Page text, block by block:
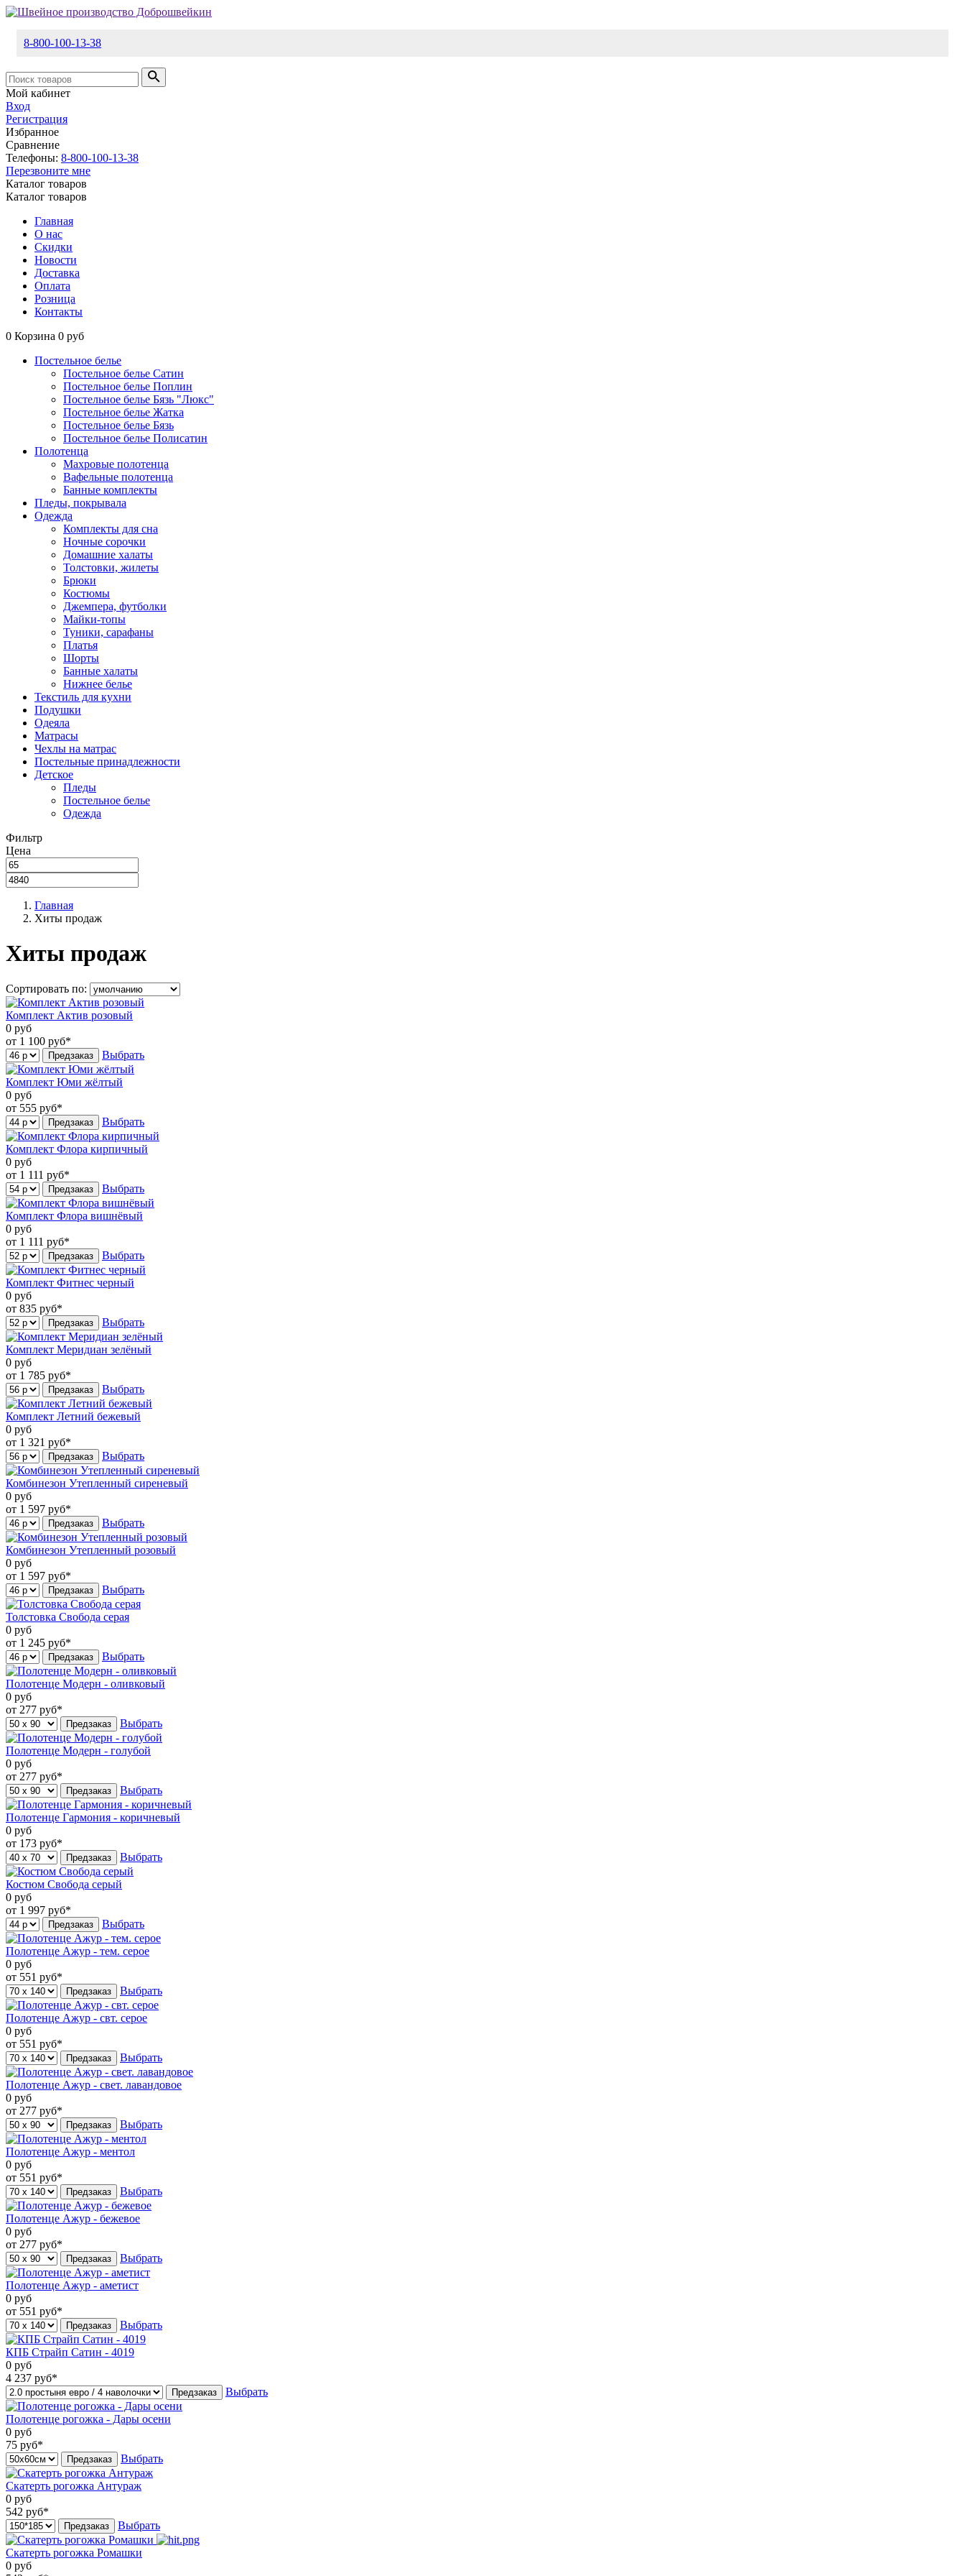
8-800-100-13-38
Мой кабинет
Вход
Регистрация
Избранное
Сравнение
Телефоны: 8-800-100-13-38
Перезвоните мне
Каталог товаров
Каталог товаров
Главная
О нас
Скидки
Новости
Доставка
Оплата
Розница
Контакты
0 Корзина 0 руб
Постельное белье
Постельное белье Сатин
Постельное белье Поплин
Постельное белье Бязь "Люкс"
Постельное белье Жатка
Постельное белье Бязь
Постельное белье Полисатин
Полотенца
Махровые полотенца
Вафельные полотенца
Банные комплекты
Пледы, покрывала
Одежда
Комплекты для сна
Ночные сорочки
Домашние халаты
Толстовки, жилеты
Брюки
Костюмы
Джемпера, футболки
Майки-топы
Туники, сарафаны
Платья
Шорты
Банные халаты
Нижнее белье
Текстиль для кухни
Подушки
Одеяла
Матрасы
Чехлы на матрас
Постельные принадлежности
Детское
Пледы
Постельное белье
Одежда
Фильтр
Цена
Главная
Хиты продаж
Хиты продаж
Сортировать по:
Комплект Актив розовый
0 руб
от 1 100 руб*
Предзаказ Выбрать
Комплект Юми жёлтый
0 руб
от 555 руб*
Предзаказ Выбрать
Комплект Флора кирпичный
0 руб
от 1 111 руб*
Предзаказ Выбрать
Комплект Флора вишнёвый
0 руб
от 1 111 руб*
Предзаказ Выбрать
Комплект Фитнес черный
0 руб
от 835 руб*
Предзаказ Выбрать
Комплект Меридиан зелёный
0 руб
от 1 785 руб*
Предзаказ Выбрать
Комплект Летний бежевый
0 руб
от 1 321 руб*
Предзаказ Выбрать
Комбинезон Утепленный сиреневый
0 руб
от 1 597 руб*
Предзаказ Выбрать
Комбинезон Утепленный розовый
0 руб
от 1 597 руб*
Предзаказ Выбрать
Толстовка Свобода серая
0 руб
от 1 245 руб*
Предзаказ Выбрать
Полотенце Модерн - оливковый
0 руб
от 277 руб*
Предзаказ Выбрать
Полотенце Модерн - голубой
0 руб
от 277 руб*
Предзаказ Выбрать
Полотенце Гармония - коричневый
0 руб
от 173 руб*
Предзаказ Выбрать
Костюм Свобода серый
0 руб
от 1 997 руб*
Предзаказ Выбрать
Полотенце Ажур - тем. серое
0 руб
от 551 руб*
Предзаказ Выбрать
Полотенце Ажур - свт. серое
0 руб
от 551 руб*
Предзаказ Выбрать
Полотенце Ажур - свет. лавандовое
0 руб
от 277 руб*
Предзаказ Выбрать
Полотенце Ажур - ментол
0 руб
от 551 руб*
Предзаказ Выбрать
Полотенце Ажур - бежевое
0 руб
от 277 руб*
Предзаказ Выбрать
Полотенце Ажур - аметист
0 руб
от 551 руб*
Предзаказ Выбрать
КПБ Страйп Сатин - 4019
0 руб
4 237 руб*
Предзаказ Выбрать
Полотенце рогожка - Дары осени
0 руб
75 руб*
Предзаказ Выбрать
Скатерть рогожка Антураж
0 руб
542 руб*
Предзаказ Выбрать
Скатерть рогожка Ромашки
0 руб